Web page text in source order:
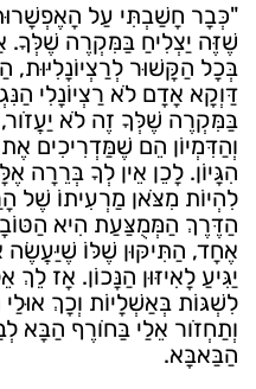
"כְּבָר חָשַׁבְתִּי עַל
שֶׁזֶּה יַצְלִיחַ בַּמִּקְרֶה שֶׁלְּךָ.
בְּכָל הַקָּשׁוּר
דַּוְקָא אָדָם לֹא רַצְיוֹנָלִי
בַּמִּקְרֶה שֶׁלְּךָ זֶה לֹא
וְהַדִּמְיוֹן הֵם שֶׁמַּדְרִיכִים
הִגָּיוֹן. לָכֵן אֵין לְךָ
לִהְיוֹת מִצֹּאן מַרְעִיתוֹ שֶׁל
הַדֶּרֶךְ הַמְּמֻצַּעַת הִיא
אֶחָד, הַתִּיקּוּן שֶׁלּוֹ
יַגִּיעַ לָאִיזּוּן הַנָּכוֹן. אָז
לִשְׁגּוֹת בְּאַשְׁלָיוֹת וְכָךְ
וְתַחְזֹור אֵלַי בַּחֹורֶף הַבָּא
הַבַּאבָּא.